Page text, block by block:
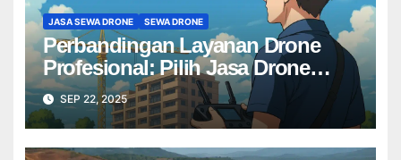
JASA SEWA DRONE SEWA DRONE
Perbandingan Layanan Drone
Profesional: Pilih Jasa Drone
Terbaik untuk Proyek Anda
SEP 22, 2025